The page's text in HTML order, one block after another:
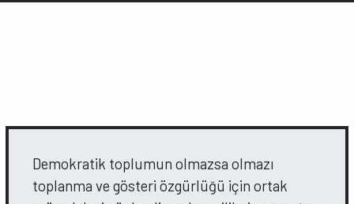
Demokratik toplumun olmazsa olmazı
toplanma ve gösteri özgürlüğü için ortak